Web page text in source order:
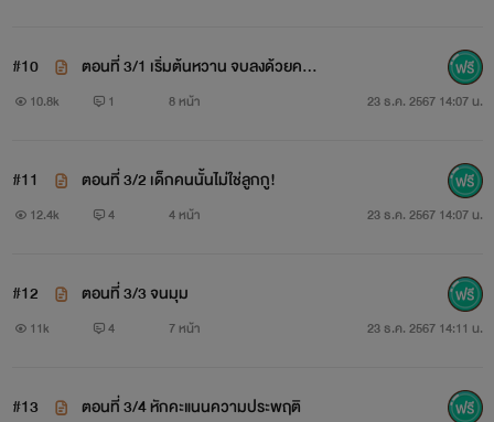
แม่ไอต้องรับงานดูแลคนป่วยหาเงินมาเลี้ยงดูลูกสาว ตกใจจน
ลมจับเมื่อ 'นายจ้าง' คือพ่อของลูก เขาใจร้าย ทิ้งเธอกับลูกแล้ว
#10
ตอนที่ 3/1 เริ่มต้นหวาน จบลงด้วยควา
มขม
10.8k 1 8 หน้า 23 ธ.ค. 2567 14:07 น.
#11 ตอนที่ 3/2 เด็กคนนั้นไม่ใช่ลูกกู!
12.4k 4 4 หน้า 23 ธ.ค. 2567 14:07 น.
#12 ตอนที่ 3/3 จนมุม
11k 4 7 หน้า 23 ธ.ค. 2567 14:11 น.
#13 ตอนที่ 3/4 หักคะแนนความประพฤติ